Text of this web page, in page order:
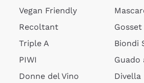
Vegan Friendly
Recoltant
Triple A
PIWI
Donne del Vino
Gosset
Biondi
Guado
Divella